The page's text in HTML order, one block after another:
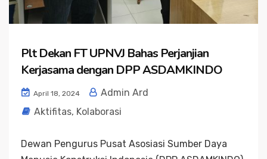
Plt Dekan FT UPNVJ Bahas Perjanjian
Kerjasama dengan DPP ASDAMKINDO
April 18, 2024
Admin Ard
Aktifitas, Kolaborasi
Dewan Pengurus Pusat Asosiasi Sumber Daya